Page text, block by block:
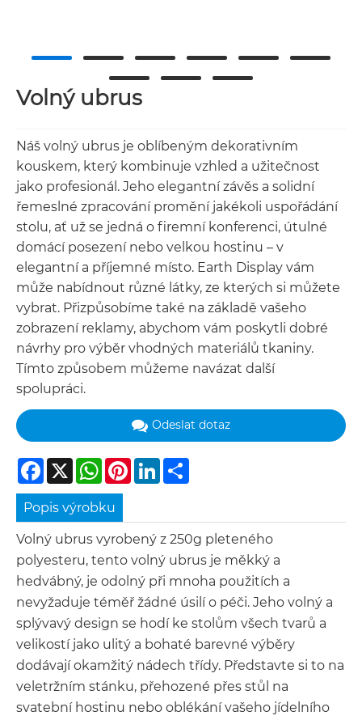
Volný ubrus
Náš volný ubrus je oblíbeným dekorativním
kouskem, který kombinuje vzhled a užitečnost
jako profesionál. Jeho elegantní závěs a solidní
řemeslné zpracování promění jakékoli uspořádání
stolu, ať už se jedná o firemní konferenci, útulné
domácí posezení nebo velkou hostinu – v
elegantní a příjemné místo. Earth Display vám
může nabídnout různé látky, ze kterých si můžete
vybrat. Přizpůsobíme také na základě vašeho
zobrazení reklamy, abychom vám poskytli dobré
návrhy pro výběr vhodných materiálů tkaniny.
Tímto způsobem můžeme navázat další
spolupráci.
Odeslat dotaz
Facebook
X WhatsApp
Pinterest
LinkedIn
Popis výrobku
Volný ubrus vyrobený z 250g pleteného
polyesteru, tento volný ubrus je měkký a
hedvábný, je odolný při mnoha použitích a
nevyžaduje téměř žádné úsilí o péči. Jeho volný a
splývavý design se hodí ke stolům všech tvarů a
velikostí jako ulitý a bohaté barevné výběry
dodávají okamžitý nádech třídy. Představte si to na
veletržním stánku, přehozené přes stůl na
svatební hostinu nebo oblékání vašeho jídelního